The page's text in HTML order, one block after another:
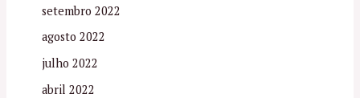
setembro 2022
agosto 2022
julho 2022
abril 2022